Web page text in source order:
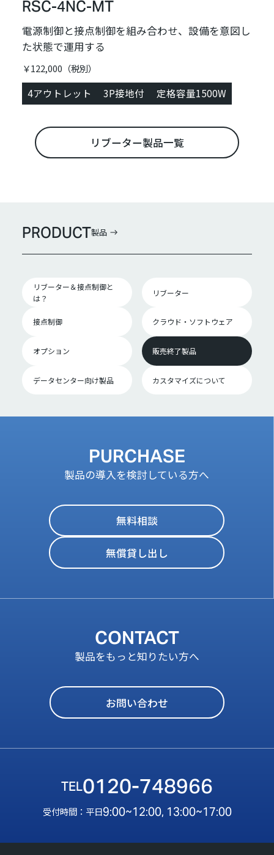
RSC-4NC-MT
電源制御と接点制御を組み合わせ、設備を意図し
た状態で運用する
￥122,000（税別）
4アウトレット 3P接地付 定格容量1500W
リブーター製品一覧
PRODUCT製品
リブーター＆接点制御と
は？
リブーター
接点制御 クラウド・ソフトウェア
オプション 販売終了製品
データセンター向け製品 カスタマイズについて
PURCHASE
製品の導入を検討している方へ
無料相談
無償貸し出し
CONTACT
製品をもっと知りたい方へ
お問い合わせ
0120-748966
受付時間：平日9:00~12:00, 13:00~17:00